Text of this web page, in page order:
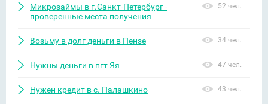
Микрозаймы в г.Санкт-Петербург -
проверенные места получения
52 чел.
Возьму в долг деньги в Пензе 34 чел.
Нужны деньги в пгт Яя 47 чел.
Нужен кредит в с. Палашкино 43 чел.